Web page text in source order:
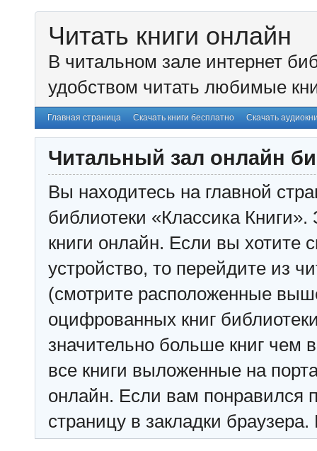
Читать книги онлайн
В читальном зале интернет
удобством читать любимые
Главная страница Скачать книги бесплатно Скачать
Читальный зал онлайн
Вы находитесь на главной
библиотеки «Классика
книги онлайн. Если вы хотите
устройство, то перейдите из
(смотрите расположенные
оцифрованных книг
значительно больше книг чем
все книги выложенные на
онлайн. Если вам понравился
страницу в закладки